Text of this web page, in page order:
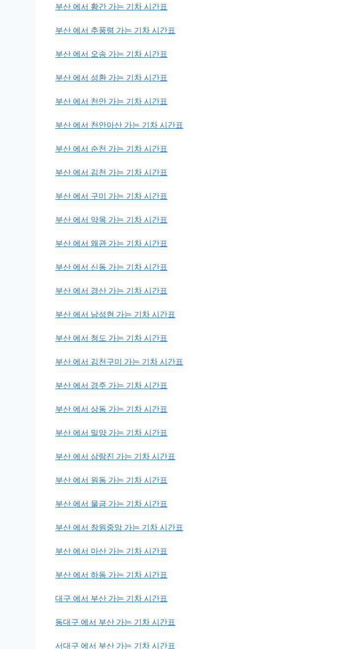
부산 에서 황간 가는 기차 시간표
부산 에서 추풍령 가는 기차 시간표
부산 에서 오송 가는 기차 시간표
부산 에서 성환 가는 기차 시간표
부산 에서 천안 가는 기차 시간표
부산 에서 천안아산 가는 기차 시간표
부산 에서 순천 가는 기차 시간표
부산 에서 김천 가는 기차 시간표
부산 에서 구미 가는 기차 시간표
부산 에서 약목 가는 기차 시간표
부산 에서 왜관 가는 기차 시간표
부산 에서 신동 가는 기차 시간표
부산 에서 경산 가는 기차 시간표
부산 에서 남성현 가는 기차 시간표
부산 에서 청도 가는 기차 시간표
부산 에서 김천구미 가는 기차 시간표
부산 에서 경주 가는 기차 시간표
부산 에서 상동 가는 기차 시간표
부산 에서 밀양 가는 기차 시간표
부산 에서 삼랑진 가는 기차 시간표
부산 에서 원동 가는 기차 시간표
부산 에서 물금 가는 기차 시간표
부산 에서 창원중앙 가는 기차 시간표
부산 에서 마산 가는 기차 시간표
부산 에서 하동 가는 기차 시간표
대구 에서 부산 가는 기차 시간표
동대구 에서 부산 가는 기차 시간표
서대구 에서 부산 가는 기차 시간표